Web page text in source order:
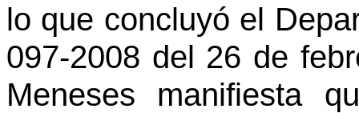
lo que concluyó el
097-2008 del 26 de
Meneses manifiesta